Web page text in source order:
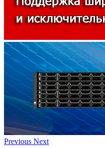
Previous Next